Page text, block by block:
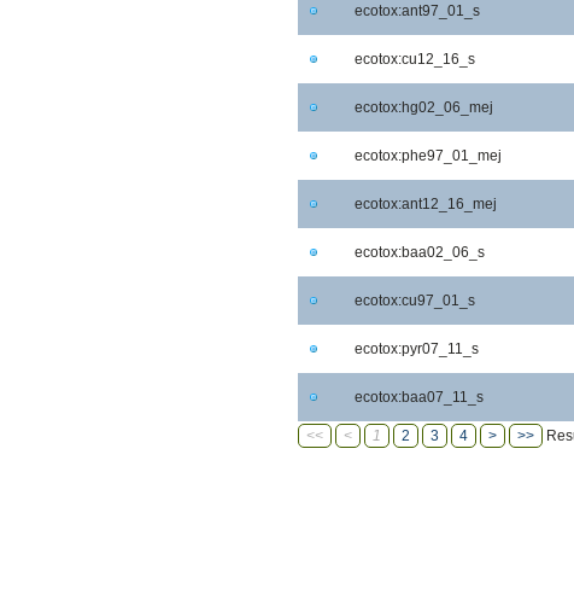
ecotox:ant97_01_s
ecotox:cu12_16_s
ecotox:hg02_06_mej
ecotox:phe97_01_mej
ecotox:ant12_16_mej
ecotox:baa02_06_s
ecotox:cu97_01_s
ecotox:pyr07_11_s
ecotox:baa07_11_s
<< < 1 2 3 4 > >>